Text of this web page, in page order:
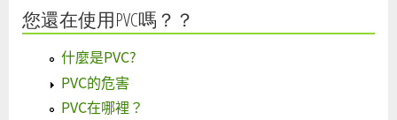
您還在使用PVC嗎？？
什麼是PVC?
PVC的危害
PVC在哪裡？